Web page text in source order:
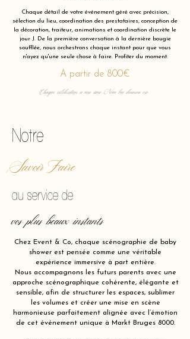
Chaque détail de votre événement géré avec précision,
sélection du lieu, coordination des prestataires, conception de
la décoration, traiteur, animations et coordination discrète le
jour J. De la première conversation à la dernière bougie
soufflée, nous orchestrons chaque instant pour que vous
n'ayez qu'une seule chose à faire. Profiter du moment.
A partir de 800€
Chaque célébration a une âme. Nous lui donnons vie.
Notre
Savoir Faire
au service de
vos plus beaux instants
Chez Event & Co, chaque scénographie de baby
shower est pensée comme une véritable
expérience immersive à part entière.
Nous accompagnons les futurs parents avec une
approche scénographique cohérente, élégante et
sensible, afin de structurer les espaces, sublimer
les volumes et créer une mise en scène
harmonieuse parfaitement alignée avec l’émotion
de cet événement unique à Markt Bruges 8000.